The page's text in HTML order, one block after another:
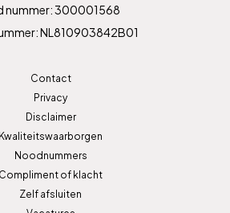
nummer: 300001568
NL810903842B01
Contact
Privacy
Disclaimer
Kwaliteitswaarborgen
Noodnummers
Compliment of klacht
Zelf afsluiten